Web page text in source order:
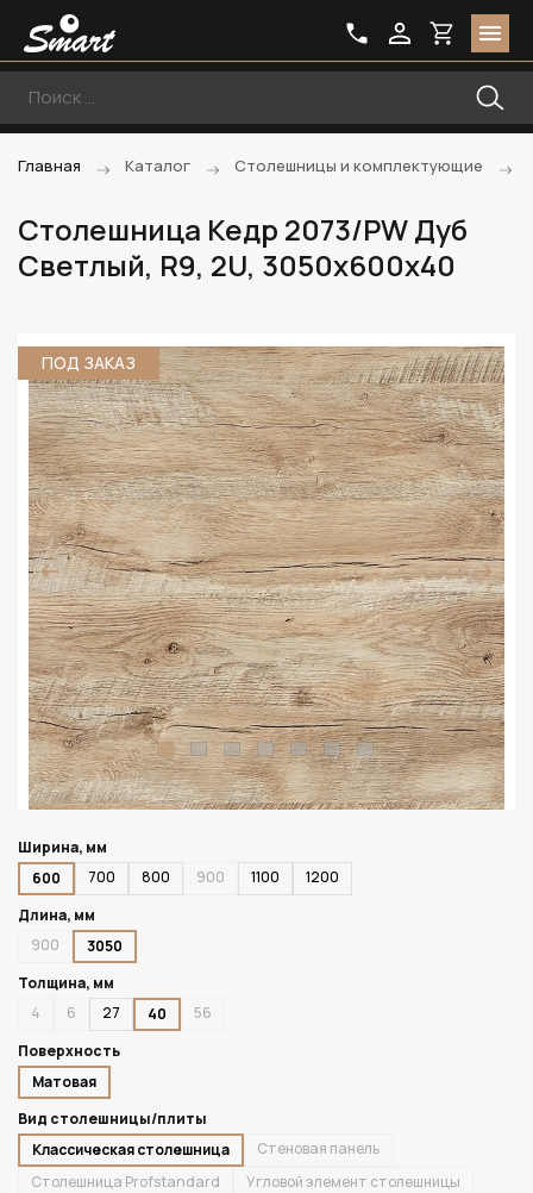
Главная Каталог Столешницы и комплектующие
Столешница Кедр 2073/PW Дуб
Светлый, R9, 2U, 3050х600х40
ПОД ЗАКАЗ
Ширина, мм
600
700 800 900 1100
1200
Длина, мм
900
3050
Толщина, мм
4
6 27 40
56
Поверхность
Матовая
Вид столешницы/плиты
Классическая столешница
Стеновая панель
Столешница Profstandard
Угловой элемент столешницы